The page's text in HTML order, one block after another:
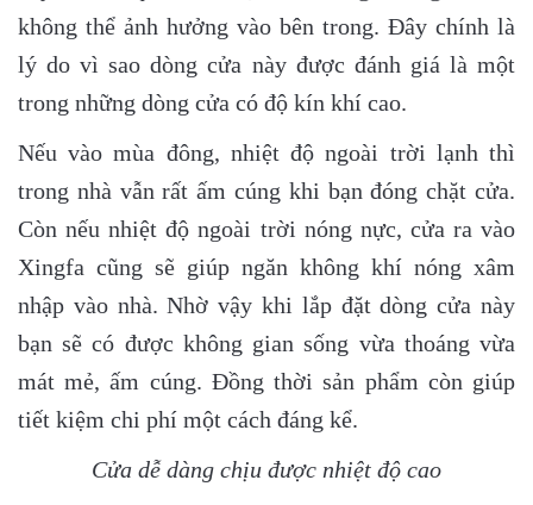
không thể ảnh hưởng vào bên trong. Đây chính là
lý do vì sao dòng cửa này được đánh giá là một
trong những dòng cửa có độ kín khí cao.
Nếu vào mùa đông, nhiệt độ ngoài trời lạnh thì
trong nhà vẫn rất ấm cúng khi bạn đóng chặt cửa.
Còn nếu nhiệt độ ngoài trời nóng nực, cửa ra vào
Xingfa cũng sẽ giúp ngăn không khí nóng xâm
nhập vào nhà. Nhờ vậy khi lắp đặt dòng cửa này
bạn sẽ có được không gian sống vừa thoáng vừa
mát mẻ, ấm cúng. Đồng thời sản phẩm còn giúp
tiết kiệm chi phí một cách đáng kể.
Cửa dễ dàng chịu được nhiệt độ cao